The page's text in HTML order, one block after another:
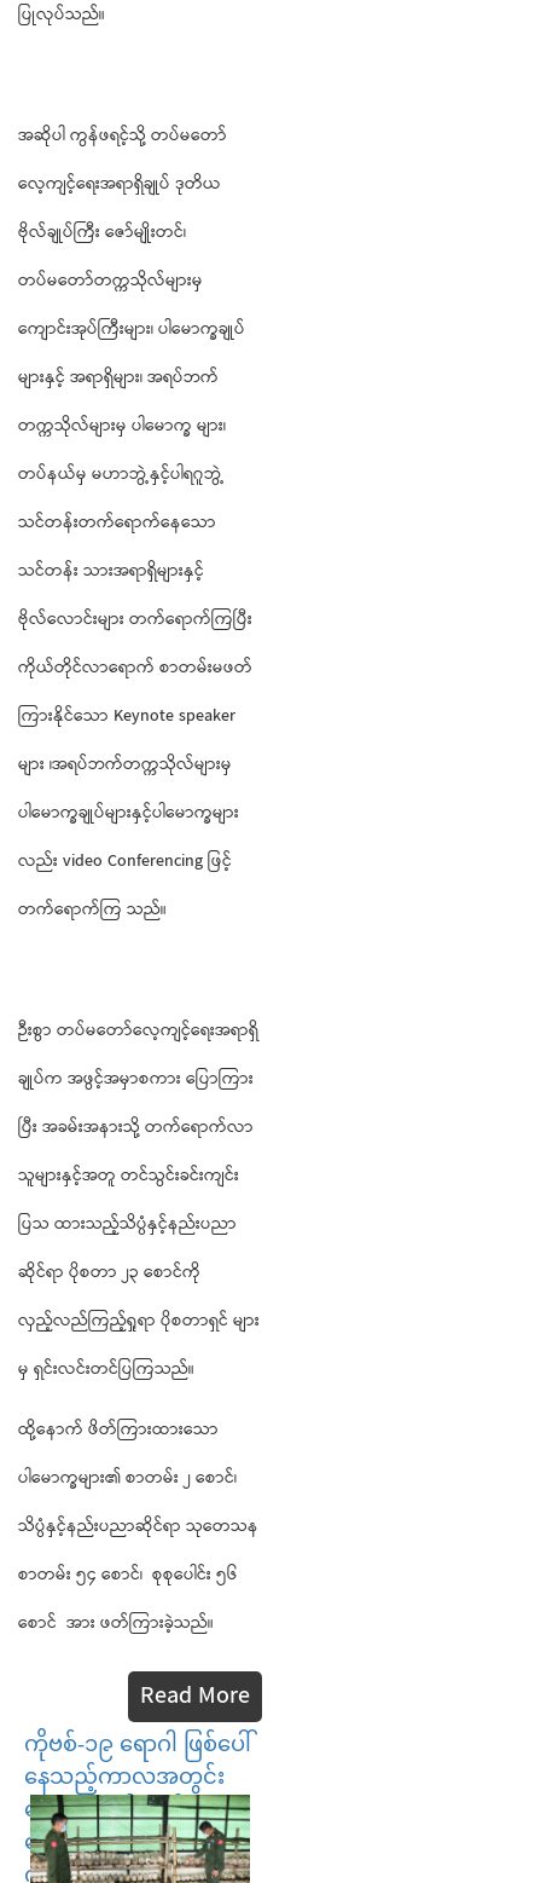
ပြုလုပ်သည်။
အဆိုပါ ကွန်ဖရင့်သို့ တပ်မတော်
လေ့ကျင့်ရေးအရာရှိချုပ် ဒုတိယ
ဗိုလ်ချုပ်ကြီး ဇော်မျိုးတင်၊
တပ်မတော်တက္ကသိုလ်များမှ
ကျောင်းအုပ်ကြီးများ၊ ပါမောက္ခချုပ်
များနှင့် အရာရှိများ၊ အရပ်ဘက်
တက္ကသိုလ်များမှ ပါမောက္ခ များ၊
တပ်နယ်မှ မဟာဘွဲ့နှင့်ပါရဂူဘွဲ့
သင်တန်းတက်ရောက်နေသော
သင်တန်း သားအရာရှိများနှင့်
ဗိုလ်လောင်းများ တက်ရောက်ကြပြီး
ကိုယ်တိုင်လာရောက် စာတမ်းမဖတ်
ကြားနိုင်သော Keynote speaker
များ ၊အရပ်ဘက်တက္ကသိုလ်များမှ
ပါမောက္ခချုပ်များနှင့်ပါမောက္ခများ
လည်း video Conferencing ဖြင့်
တက်ရောက်ကြ သည်။
ဉီးစွာ တပ်မတော်လေ့ကျင့်ရေးအရာရှိ
ချုပ်က အဖွင့်အမှာစကား ပြောကြား
ပြီး အခမ်းအနားသို့ တက်ရောက်လာ
သူများနှင့်အတူ တင်သွင်းခင်းကျင်း
ပြသ ထားသည့်သိပ္ပံနှင့်နည်းပညာ
ဆိုင်ရာ ပိုစတာ ၂၃ စောင်ကို
လှည့်လည်ကြည့်ရှုရာ ပိုစတာရှင် များ
မှ ရှင်းလင်းတင်ပြကြသည်။
ထို့နောက် ဖိတ်ကြားထားသော
ပါမောက္ခများ၏ စာတမ်း ၂ စောင်၊
သိပ္ပံနှင့်နည်းပညာဆိုင်ရာ သုတေသန
စာတမ်း ၅၄ စောင်၊ စုစုပေါင်း ၅၆
စောင် အား ဖတ်ကြားခဲ့သည်။
Read More
ကိုဗစ်-၁၉ ရောဂါ ဖြစ်ပေါ်
နေသည့်ကာလအတွင်း
ဒေသတွင်းစိုက်ပျိုး
မွေးမြူရေး
ကုန်ထုတ်လုပ်မှုလုပ်ငန်း